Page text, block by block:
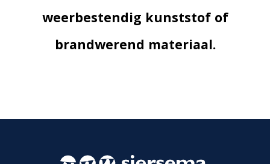
weerbestendig kunststof of
brandwerend materiaal.